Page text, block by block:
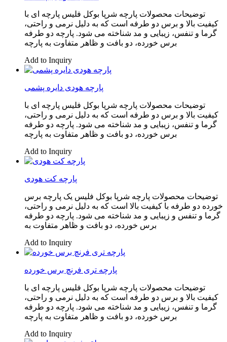
توضیحات محصولات پارچه شرپا بوکل فلیس پارچه ای با
کیفیت بالا و برس دو طرفه است که به دلیل نرمی و راحتی،
گرما و تنفس، زیبایی و مد شناخته می شود. پارچه دو طرفه
برس خورده، دو بافت و ظاهر متفاوت به پارچه
Add to Inquiry
پارچه هودی دایره پشمی
توضیحات محصولات پارچه شرپا بوکل فلیس پارچه ای با
کیفیت بالا و برس دو طرفه است که به دلیل نرمی و راحتی،
گرما و تنفس، زیبایی و مد شناخته می شود. پارچه دو طرفه
برس خورده، دو بافت و ظاهر متفاوت به پارچه
Add to Inquiry
پارچه کت هودی
توضیحات محصولات پارچه شرپا بوکل فلیس یک پارچه برس
خورده دو طرفه با کیفیت بالا است که به دلیل نرمی و راحتی،
گرما و تنفس و زیبایی و مد شناخته می شود. پارچه دو طرفه
برس خورده، دو بافت و ظاهر متفاوت به
Add to Inquiry
پارچه تری فرنچ برس خورده
توضیحات محصولات پارچه شرپا بوکل فلیس پارچه ای با
کیفیت بالا و برس دو طرفه است که به دلیل نرمی و راحتی،
گرما و تنفس، زیبایی و مد شناخته می شود. پارچه دو طرفه
برس خورده، دو بافت و ظاهر متفاوت به پارچه
Add to Inquiry